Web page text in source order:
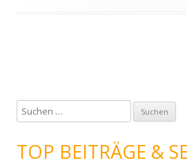
u
TOP BEITRÄGE &